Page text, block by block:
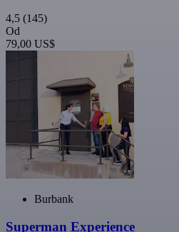
4,5 (145)
Od
79,00 US$
Burbank
Superman Experience